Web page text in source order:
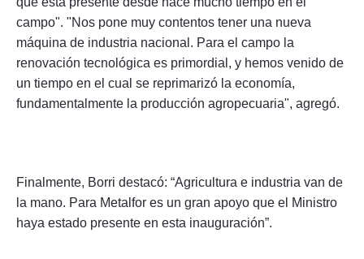
campo". "Nos pone muy contentos tener una nueva
máquina de industria nacional. Para el campo la
renovación tecnológica es primordial, y hemos venido de
un tiempo en el cual se reprimarizó la economía,
fundamentalmente la producción agropecuaria", agregó.
Finalmente, Borri destacó: “Agricultura e industria van de
la mano. Para Metalfor es un gran apoyo que el Ministro
haya estado presente en esta inauguración”.